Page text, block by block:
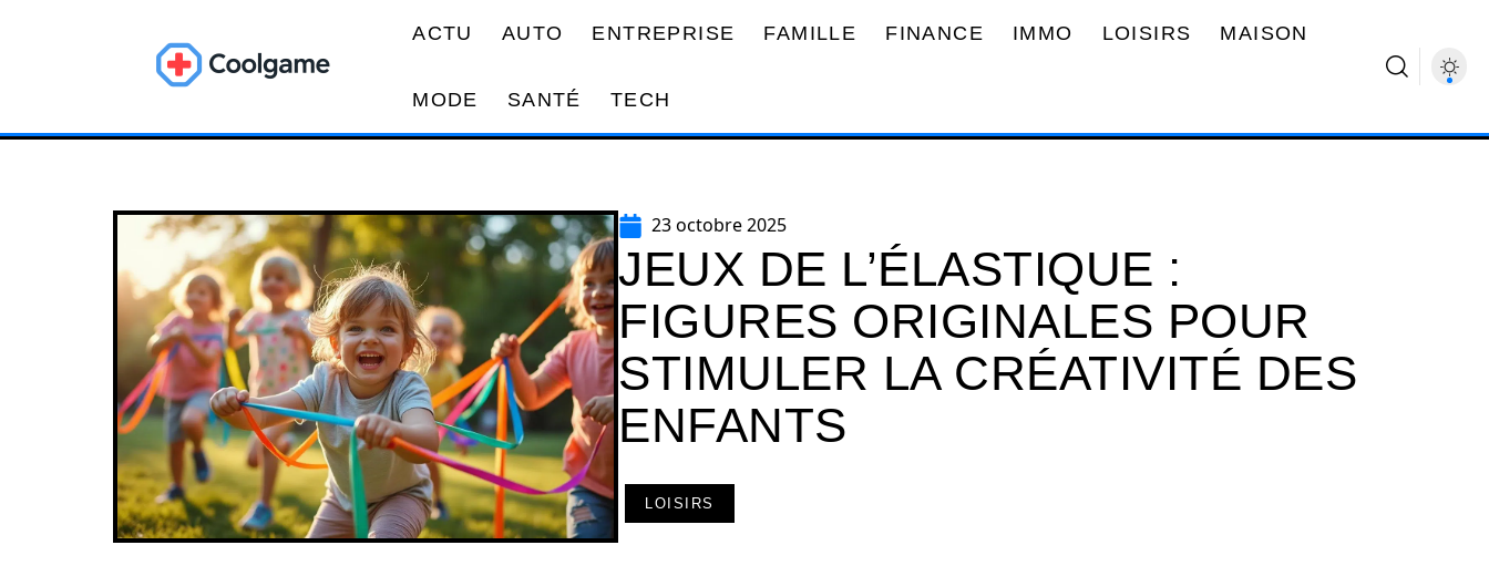
ACTU AUTO ENTREPRISE FAMILLE FINANCE IMMO LOISIRS MAISON
MODE SANTÉ TECH
23 octobre 2025
JEUX DE L’ÉLASTIQUE :
FIGURES ORIGINALES POUR
STIMULER LA CRÉATIVITÉ DES
ENFANTS
LOISIRS